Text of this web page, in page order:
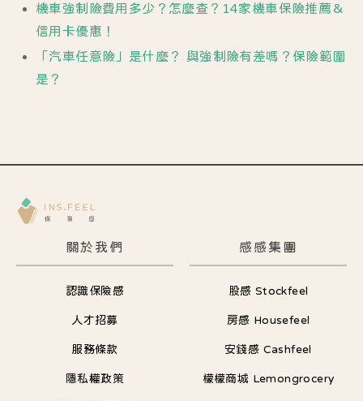
機車強制險費用多少？怎麼查？14家機車保險推薦＆
信用卡優惠！
「汽車任意險」是什麼？ 與強制險有差嗎？保險範圍
是？
關於我們
認識保險感
人才招募
服務條款
隱私權政策
感感集團
股感 Stockfeel
房感 Housefeel
安錢感 Cashfeel
檬檬商城 Lemongrocery